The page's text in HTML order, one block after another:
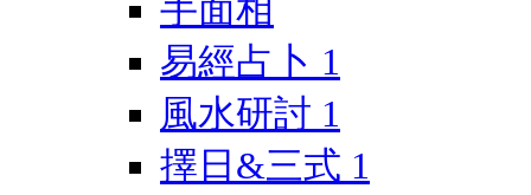
手面相
易經占卜 1
風水研討 1
擇日&三式 1